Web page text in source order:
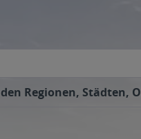
Regionen, Städten,